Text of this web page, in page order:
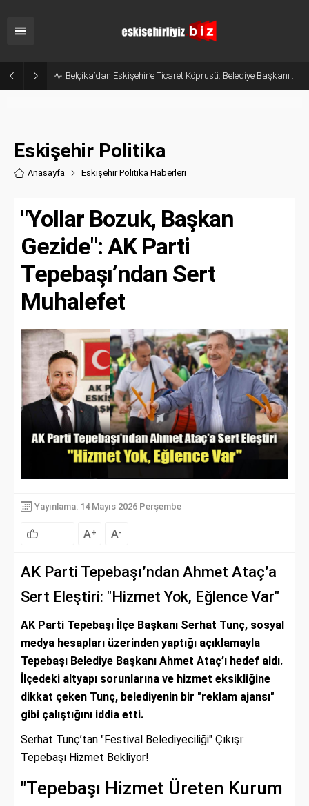
Eskişehir’in Gururu Elif Ertek Millî Takım Kampına Davet Edildi!
Eskişehir Politika
Anasayfa Eskişehir Politika Haberleri
"Yollar Bozuk, Başkan
Gezide": AK Parti
Tepebaşı’ndan Sert
Muhalefet
Yayınlama: 14 Mayıs 2026 Perşembe
A+ A-
AK Parti Tepebaşı’ndan Ahmet Ataç’a
Sert Eleştiri: "Hizmet Yok, Eğlence Var"
AK Parti Tepebaşı İlçe Başkanı Serhat Tunç, sosyal
medya hesapları üzerinden yaptığı açıklamayla
Tepebaşı Belediye Başkanı Ahmet Ataç’ı hedef aldı.
İlçedeki altyapı sorunlarına ve hizmet eksikliğine
dikkat çeken Tunç, belediyenin bir "reklam ajansı"
gibi çalıştığını iddia etti.
Serhat Tunç’tan "Festival Belediyeciliği" Çıkışı:
Tepebaşı Hizmet Bekliyor!
"Tepebaşı Hizmet Üreten Kurum